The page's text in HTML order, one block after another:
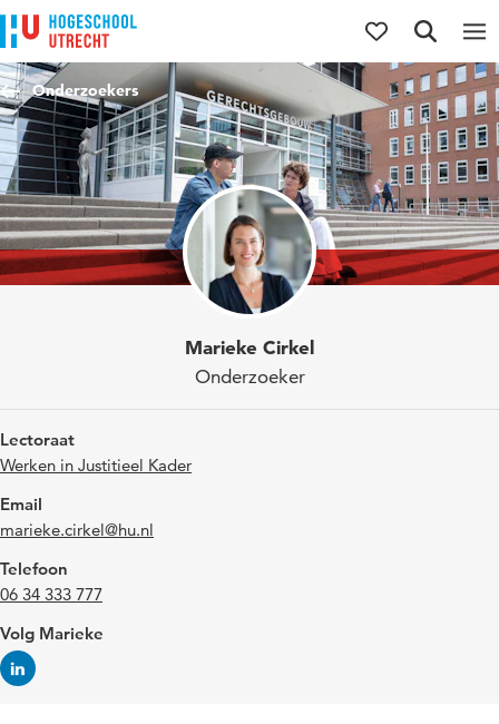
Direct naar de inhoud
Direct naar de hoofdnavigatie
Direct naar de zoekfunctie
Onderzoekers
Marieke Cirkel
Onderzoeker
Lectoraat
Werken in Justitieel Kader
Email
marieke.cirkel@hu.nl
Telefoon
06 34 333 777
Volg Marieke